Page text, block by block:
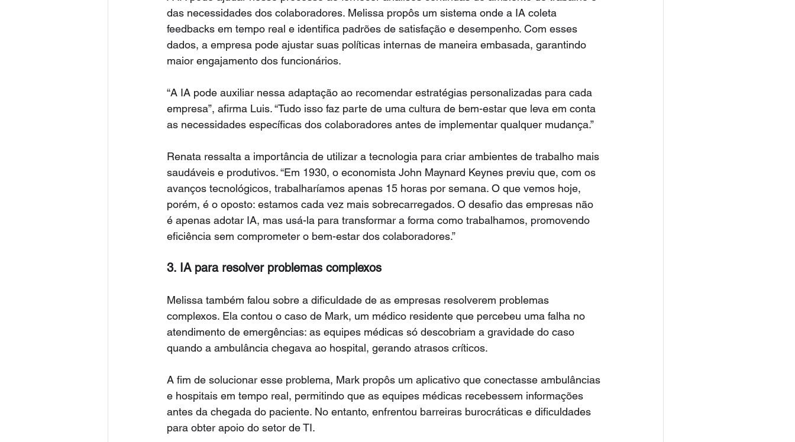
das necessidades dos colaboradores. Melissa propôs um sistema onde a IA coleta
feedbacks em tempo real e identifica padrões de satisfação e desempenho. Com esses
dados, a empresa pode ajustar suas políticas internas de maneira embasada, garantindo
maior engajamento dos funcionários.
“A IA pode auxiliar nessa adaptação ao recomendar estratégias personalizadas para cada
empresa”, afirma Luis. “Tudo isso faz parte de uma cultura de bem-estar que leva em conta
as necessidades específicas dos colaboradores antes de implementar qualquer mudança.”
Renata ressalta a importância de utilizar a tecnologia para criar ambientes de trabalho mais
saudáveis e produtivos. “Em 1930, o economista John Maynard Keynes previu que, com os
avanços tecnológicos, trabalharíamos apenas 15 horas por semana. O que vemos hoje,
porém, é o oposto: estamos cada vez mais sobrecarregados. O desafio das empresas não
é apenas adotar IA, mas usá-la para transformar a forma como trabalhamos, promovendo
eficiência sem comprometer o bem-estar dos colaboradores.”
3. IA para resolver problemas complexos
Melissa também falou sobre a dificuldade de as empresas resolverem problemas
complexos. Ela contou o caso de Mark, um médico residente que percebeu uma falha no
atendimento de emergências: as equipes médicas só descobriam a gravidade do caso
quando a ambulância chegava ao hospital, gerando atrasos críticos.
A fim de solucionar esse problema, Mark propôs um aplicativo que conectasse ambulâncias
e hospitais em tempo real, permitindo que as equipes médicas recebessem informações
antes da chegada do paciente. No entanto, enfrentou barreiras burocráticas e dificuldades
para obter apoio do setor de TI.